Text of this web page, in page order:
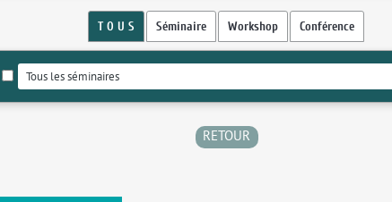
T O U S Séminaire Workshop Conférence
RETOUR